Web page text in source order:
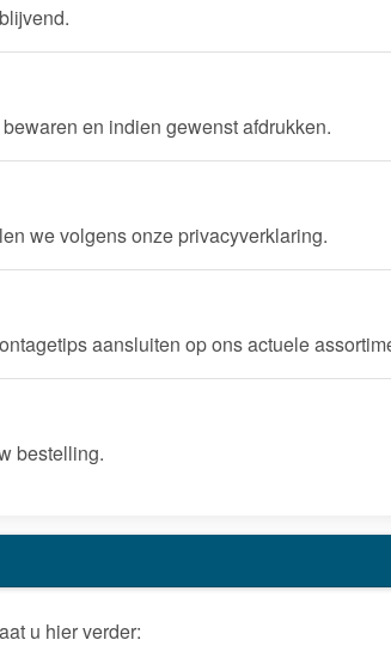
en indien gewenst afdrukken.
we volgens onze privacyverklaring.
aansluiten op ons actuele
bestelling.
u hier verder: